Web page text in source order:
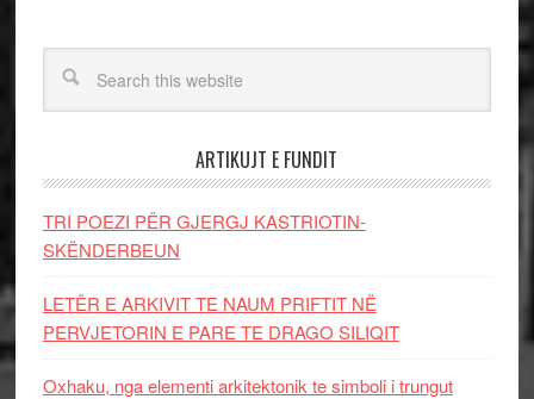
ARTIKUJT E FUNDIT
TRI POEZI PËR GJERGJ KASTRIOTIN-
SKËNDERBEUN
LETËR E ARKIVIT TE NAUM PRIFTIT NË
PERVJETORIN E PARE TE DRAGO SILIQIT
Oxhaku, nga elementi arkitektonik te simboli i trungut